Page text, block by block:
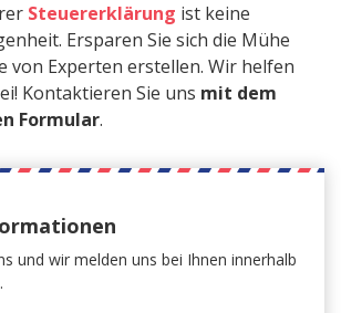
Steuererklärung ist keine
Ersparen Sie sich die Mühe
von Experten erstellen. Wir helfen
Kontaktieren Sie uns mit dem
Formular.
und wir melden uns bei Ihnen innerhalb